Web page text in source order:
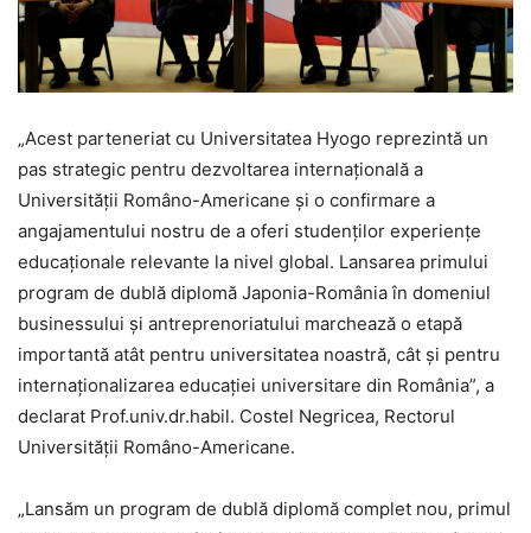
„Acest parteneriat cu Universitatea Hyogo reprezintă un
pas strategic pentru dezvoltarea internațională a
Universității Româno-Americane și o confirmare a
angajamentului nostru de a oferi studenților experiențe
educaționale relevante la nivel global. Lansarea primului
program de dublă diplomă Japonia-România în domeniul
businessului și antreprenoriatului marchează o etapă
importantă atât pentru universitatea noastră, cât și pentru
internaționalizarea educației universitare din România”, a
declarat Prof.univ.dr.habil. Costel Negricea, Rectorul
Universității Româno-Americane.
„Lansăm un program de dublă diplomă complet nou, primul